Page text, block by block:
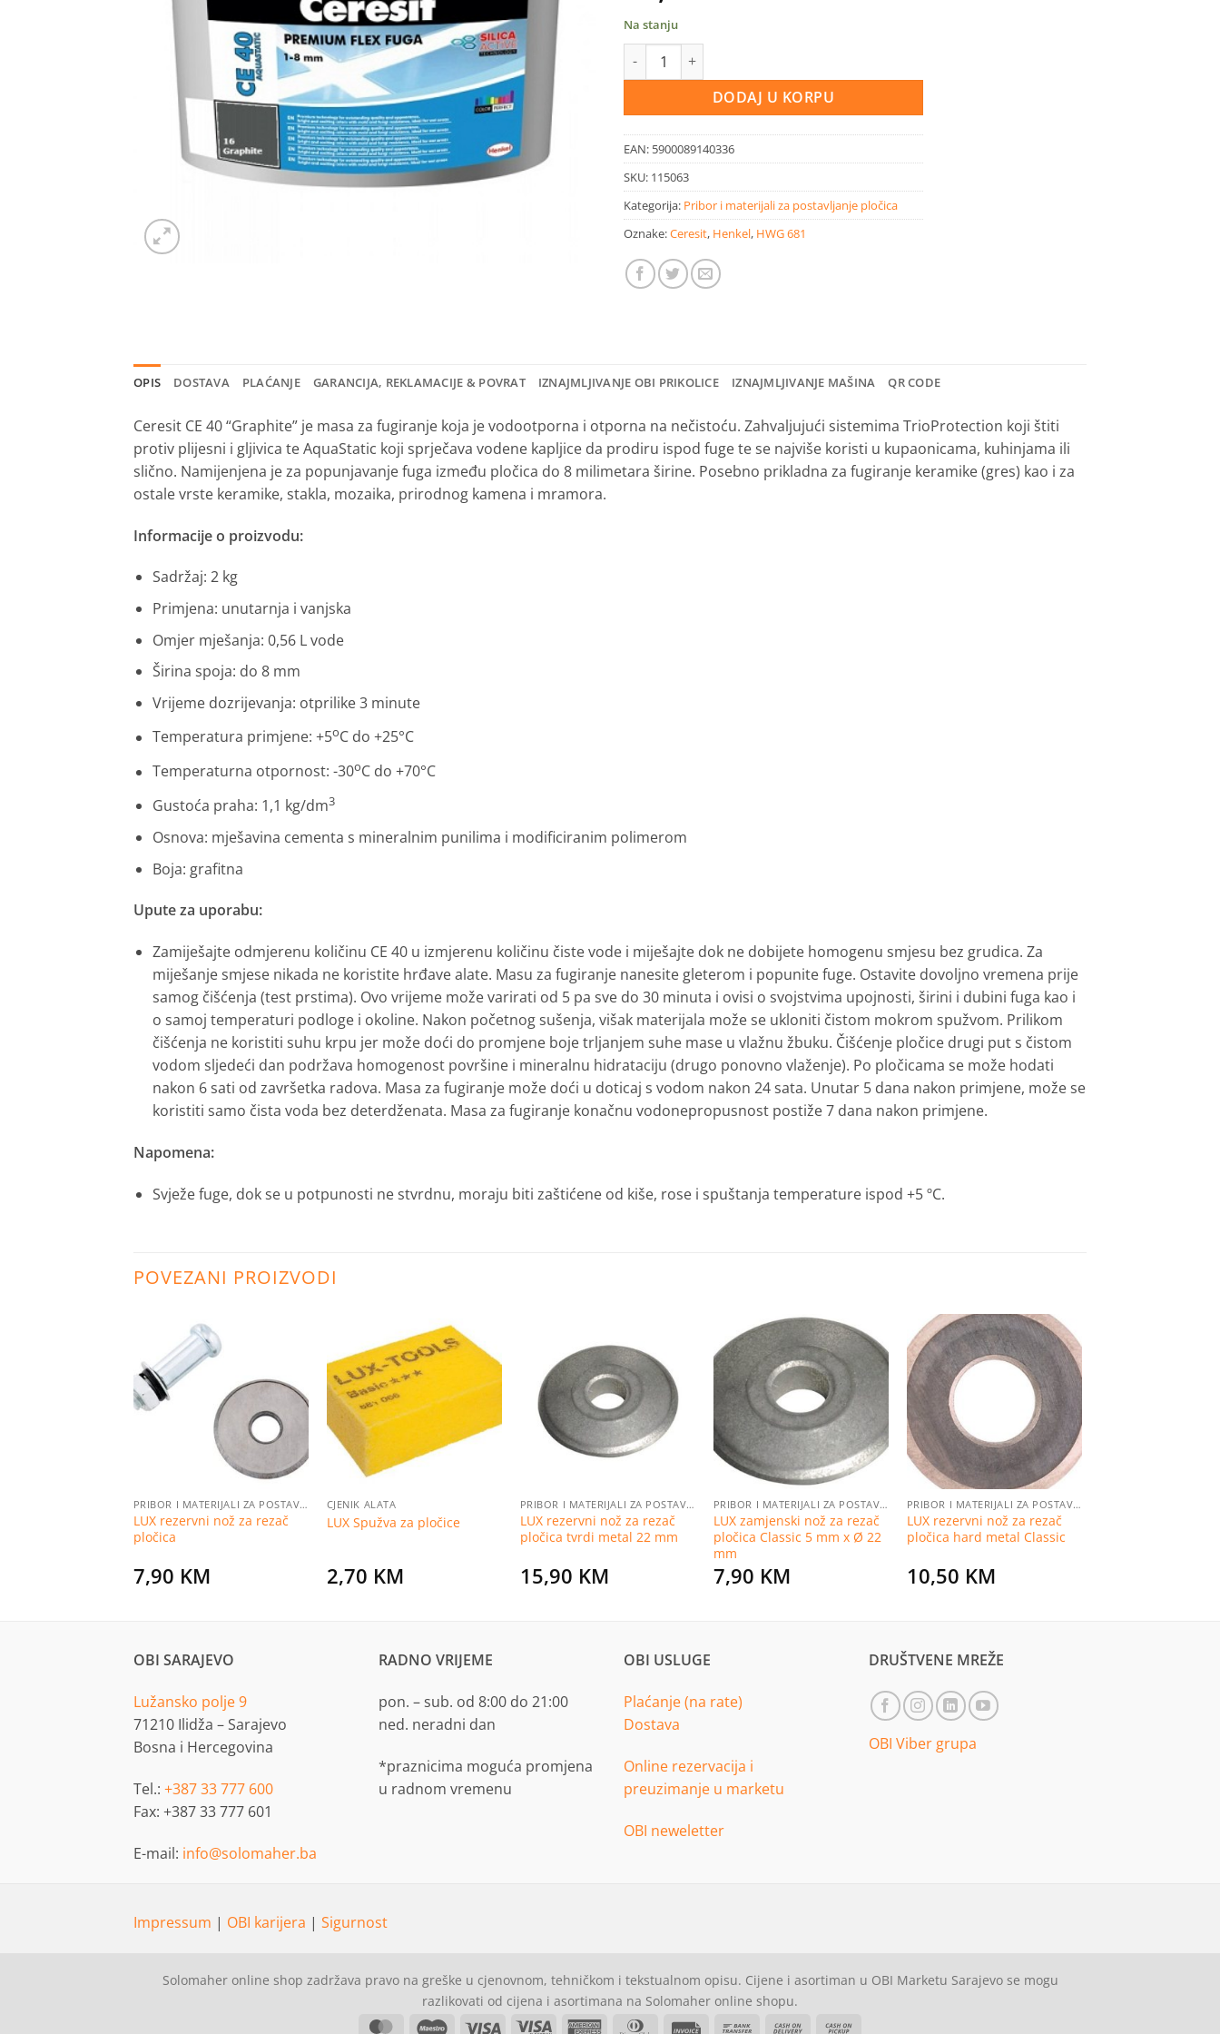
Na stanju
Ceresit CE 40 fleksibilna masa za fugiranje 2 kg, grafitna količina
DODAJ U KORPU
EAN: 5900089140336
SKU: 115063
Kategorija: Pribor i materijali za postavljanje pločica
Oznake:Ceresit, Henkel, HWG 681
OPIS DOSTAVA PLAĆANJE GARANCIJA, REKLAMACIJE & POVRAT IZNAJMLJIVANJE OBI PRIKOLICE IZNAJMLJIVANJE MAŠINA QR CODE
Ceresit CE 40 “Graphite” je masa za fugiranje koja je vodootporna i otporna na nečistoću. Zahvaljujući sistemima TrioProtection koji štiti
protiv plijesni i gljivica te AquaStatic koji sprječava vodene kapljice da prodiru ispod fuge te se najviše koristi u kupaonicama, kuhinjama ili
slično. Namijenjena je za popunjavanje fuga između pločica do 8 milimetara širine. Posebno prikladna za fugiranje keramike (gres) kao i za
ostale vrste keramike, stakla, mozaika, prirodnog kamena i mramora.
Informacije o proizvodu:
Sadržaj: 2 kg
Primjena: unutarnja i vanjska
Omjer mješanja: 0,56 L vode
Širina spoja: do 8 mm
Vrijeme dozrijevanja: otprilike 3 minute
Temperatura primjene: +5oC do +25°C
Temperaturna otpornost: -30oC do +70°C
Gustoća praha: 1,1 kg/dm3
Osnova: mješavina cementa s mineralnim punilima i modificiranim polimerom
Boja: grafitna
Upute za uporabu:
Zamiješajte odmjerenu količinu CE 40 u izmjerenu količinu čiste vode i miješajte dok ne dobijete homogenu smjesu bez grudica. Za
miješanje smjese nikada ne koristite hrđave alate. Masu za fugiranje nanesite gleterom i popunite fuge. Ostavite dovoljno vremena prije
samog čišćenja (test prstima). Ovo vrijeme može varirati od 5 pa sve do 30 minuta i ovisi o svojstvima upojnosti, širini i dubini fuga kao i
o samoj temperaturi podloge i okoline. Nakon početnog sušenja, višak materijala može se ukloniti čistom mokrom spužvom. Prilikom
čišćenja ne koristiti suhu krpu jer može doći do promjene boje trljanjem suhe mase u vlažnu žbuku. Čišćenje pločice drugi put s čistom
vodom sljedeći dan podržava homogenost površine i mineralnu hidrataciju (drugo ponovno vlaženje). Po pločicama se može hodati
nakon 6 sati od završetka radova. Masa za fugiranje može doći u doticaj s vodom nakon 24 sata. Unutar 5 dana nakon primjene, može se
koristiti samo čista voda bez deterdženata. Masa za fugiranje konačnu vodonepropusnost postiže 7 dana nakon primjene.
Napomena:
Svježe fuge, dok se u potpunosti ne stvrdnu, moraju biti zaštićene od kiše, rose i spuštanja temperature ispod +5 ºC.
POVEZANI PROIZVODI
na
listu
PRIBOR I MATERIJALI ZA POSTAVLJANJE PLOČICA
LUX rezervni nož za rezač
pločica
7,90 KM
Dodaj
listu
CJENIK ALATA
LUX Spužva za pločice
2,70 KM
Dodaj
na
listu
želja
PRIBOR I MATERIJALI ZA POSTAVLJANJE PLOČICA
LUX rezervni nož za rezač
pločica tvrdi metal 22 mm
15,90 KM
Dodaj
na
listu
želja
PRIBOR I MATERIJALI ZA POSTAVLJANJE PLOČICA
LUX zamjenski nož za rezač
pločica Classic 5 mm x Ø 22
mm
7,90 KM
Dodaj
listu
želja
PRIBOR I MATERIJALI ZA POSTAVLJANJE PLOČICA
LUX rezervni nož za rezač
pločica hard metal Classic
10,50 KM
OBI SARAJEVO
Lužansko polje 9
71210 Ilidža – Sarajevo
Bosna i Hercegovina
Tel.: +387 33 777 600
Fax: +387 33 777 601
E-mail: info@solomaher.ba
RADNO VRIJEME
pon. – sub. od 8:00 do 21:00
ned. neradni dan
*praznicima moguća promjena
u radnom vremenu
OBI USLUGE
Plaćanje (na rate)
Dostava
Online rezervacija i
preuzimanje u marketu
OBI neweletter
DRUŠTVENE MREŽE
OBI Viber grupa
Impressum | OBI karijera | Sigurnost
Solomaher online shop zadržava pravo na greške u cjenovnom, tehničkom i tekstualnom opisu. Cijene i asortiman u OBI Marketu Sarajevo se mogu
razlikovati od cijena i asortimana na Solomaher online shopu.
MasterCardMaestro Visa Visa American Dinners Invoice Bank Cash